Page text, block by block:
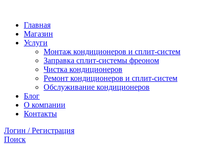
Главная
Магазин
Услуги
Монтаж кондиционеров и сплит-систем
Заправка сплит-системы фреоном
Чистка кондиционеров
Ремонт кондиционеров и сплит-систем
Обслуживание кондиционеров
Блог
О компании
Контакты
Логин / Регистрация
Поиск